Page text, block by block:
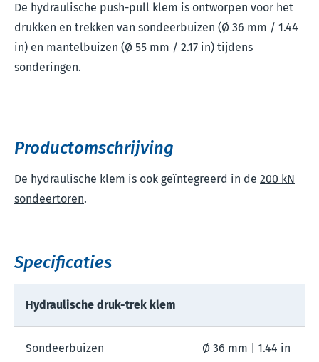
De hydraulische push-pull klem is ontworpen voor het
drukken en trekken van sondeerbuizen (Ø 36 mm / 1.44
in) en mantelbuizen (Ø 55 mm / 2.17 in) tijdens
sonderingen.
Productomschrijving
De hydraulische klem is ook geïntegreerd in de 200 kN
sondeertoren.
Specificaties
Hydraulische druk-trek klem
Sondeerbuizen Ø 36 mm | 1.44 in